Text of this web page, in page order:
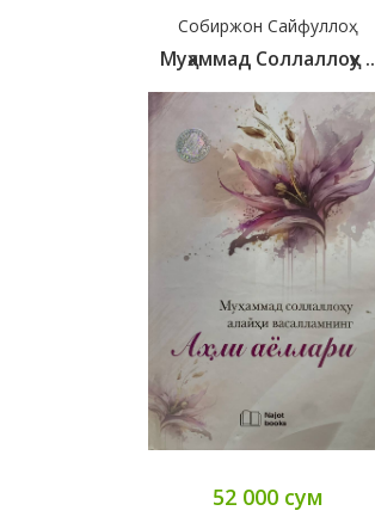
Собиржон Сайфуллоҳ
Муҳаммад Соллаллоҳу ..
52 000 сум